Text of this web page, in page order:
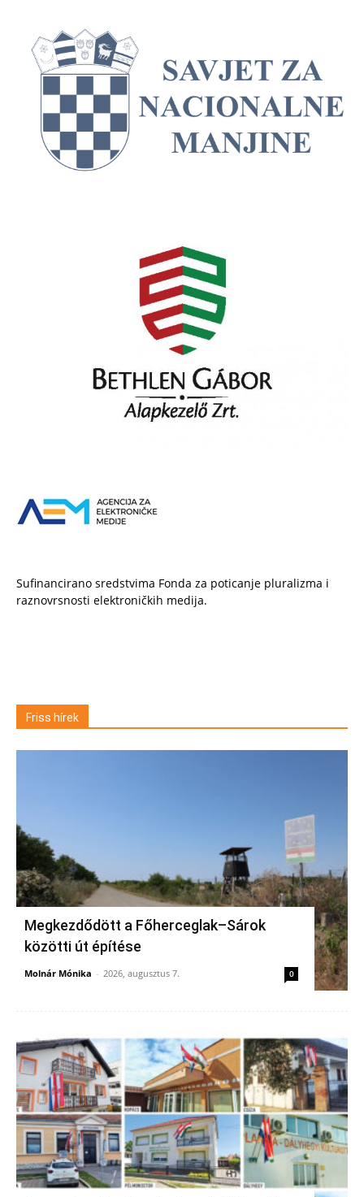
Sufinancirano sredstvima Fonda za poticanje pluralizma i
raznovrsnosti elektroničkih medija.
Friss hírek
Megkezdődött a Főherceglak–Sárok
közötti út építése
Molnár Mónika - 2026, augusztus 7. 0